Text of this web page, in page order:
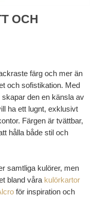
OCH
färg och mer än
och sofistikation. Med
den en känsla av
ha ett lugnt, exklusivt
Färgen är tvättbar,
hålla både stil och
samtliga kulörer, men
bland våra kulörkartor
för inspiration och